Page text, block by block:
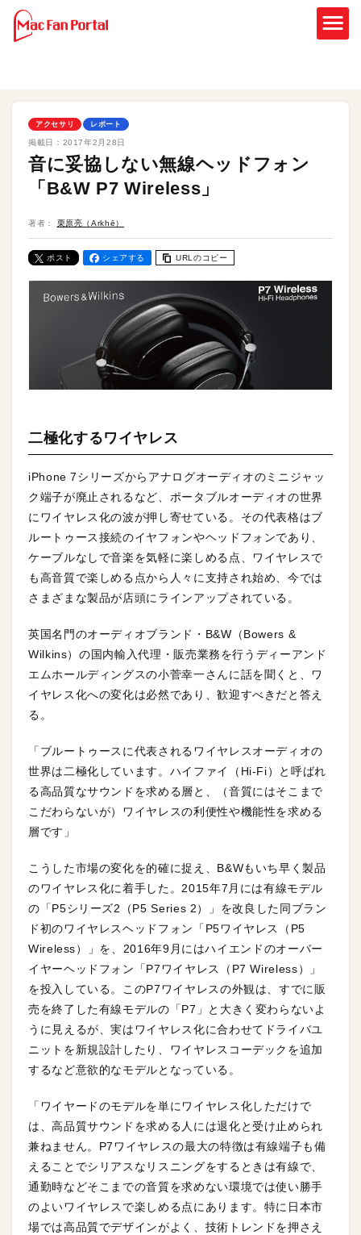
アクセサリ レポート
掲載日： 2017年2月28日
音に妥協しない無線ヘッドフォン
「B&W P7 Wireless」
著者： 栗原亮（Arkhē）
ポスト シェアする URLのコピー
二極化するワイヤレス
iPhone 7シリーズからアナログオーディオのミニジャッ
ク端子が廃止されるなど、ポータブルオーディオの世界
にワイヤレス化の波が押し寄せている。その代表格はブ
ルートゥース接続のイヤフォンやヘッドフォンであり、
ケーブルなしで音楽を気軽に楽しめる点、ワイヤレスで
も高音質で楽しめる点から人々に支持され始め、今では
さまざまな製品が店頭にラインアップされている。
英国名門のオーディオブランド・B&W（Bowers &
Wilkins）の国内輸入代理・販売業務を行うディーアンド
エムホールディングスの小菅幸一さんに話を聞くと、ワ
イヤレス化への変化は必然であり、歓迎すべきだと答え
る。
「ブルートゥースに代表されるワイヤレスオーディオの
世界は二極化しています。ハイファイ（Hi-Fi）と呼ばれ
る高品質なサウンドを求める層と、（音質にはそこまで
こだわらないが）ワイヤレスの利便性や機能性を求める
層です」
こうした市場の変化を的確に捉え、B&Wもいち早く製品
のワイヤレス化に着手した。2015年7月には有線モデル
の「P5シリーズ2（P5 Series 2）」を改良した同ブラン
ド初のワイヤレスヘッドフォン「P5ワイヤレス（P5
Wireless）」を、2016年9月にはハイエンドのオーバー
イヤーヘッドフォン「P7ワイヤレス（P7 Wireless）」
を投入している。このP7ワイヤレスの外観は、すでに販
売を終了した有線モデルの「P7」と大きく変わらないよ
うに見えるが、実はワイヤレス化に合わせてドライバユ
ニットを新規設計したり、ワイヤレスコーデックを追加
するなど意欲的なモデルとなっている。
「ワイヤードのモデルを単にワイヤレス化しただけで
は、高品質サウンドを求める人には退化と受け止められ
兼ねません。P7ワイヤレスの最大の特徴は有線端子も備
えることでシリアスなリスニングをするときは有線で、
通勤時などそこまでの音質を求めない環境では使い勝手
のよいワイヤレスで楽しめる点にあります。特に日本市
場では高品質でデザインがよく、技術トレンドを押さえ